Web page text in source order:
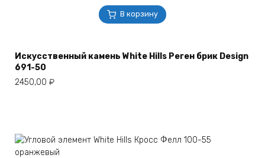
В корзину
Искусственный камень White Hills Реген брик Design
691-50
2450,00 ₽